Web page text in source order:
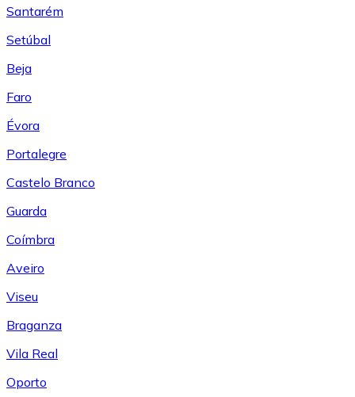
Santarém
Setúbal
Beja
Faro
Évora
Portalegre
Castelo Branco
Guarda
Coímbra
Aveiro
Viseu
Braganza
Vila Real
Oporto